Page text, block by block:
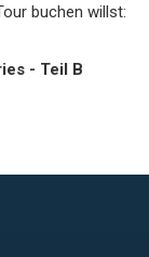
buchen willst:
- Teil B